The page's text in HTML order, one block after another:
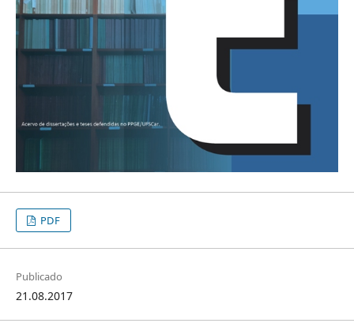
PDF
Publicado
21.08.2017